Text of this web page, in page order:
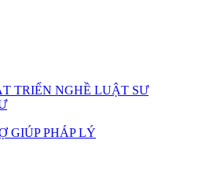
TRIỂN NGHỀ LUẬT SƯ
GIÚP PHÁP LÝ